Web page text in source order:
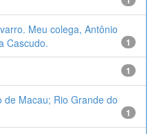
Meu colega, Antônio
Cascudo.
1
1
Macau; Rio Grande do
1